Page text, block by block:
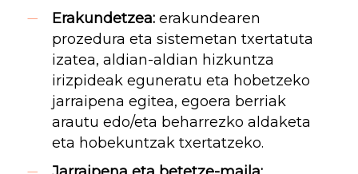
Erakundetzea: erakundearen
prozedura eta sistemetan txertatuta
izatea, aldian-aldian hizkuntza
irizpideak eguneratu eta hobetzeko
jarraipena egitea, egoera berriak
arautu edo/eta beharrezko aldaketa
eta hobekuntzak txertatzeko.